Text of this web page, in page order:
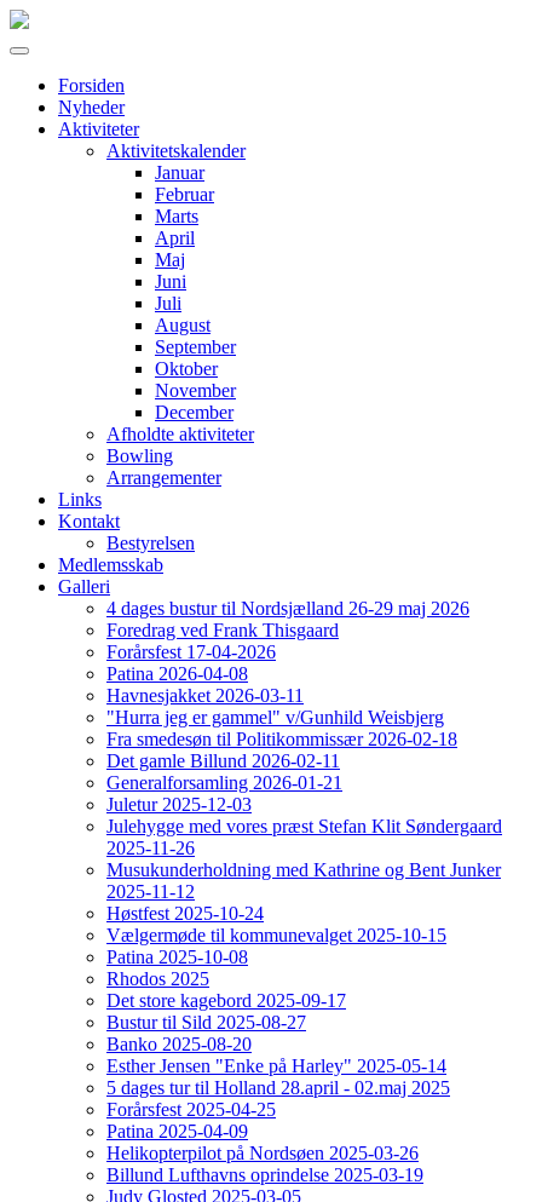
Forsiden
Nyheder
Aktiviteter
Aktivitetskalender
Januar
Februar
Marts
April
Maj
Juni
Juli
August
September
Oktober
November
December
Afholdte aktiviteter
Bowling
Arrangementer
Links
Kontakt
Bestyrelsen
Medlemsskab
Galleri
4 dages bustur til Nordsjælland 26-29 maj 2026
Foredrag ved Frank Thisgaard
Forårsfest 17-04-2026
Patina 2026-04-08
Havnesjakket 2026-03-11
"Hurra jeg er gammel" v/Gunhild Weisbjerg
Fra smedesøn til Politikommissær 2026-02-18
Det gamle Billund 2026-02-11
Generalforsamling 2026-01-21
Juletur 2025-12-03
Julehygge med vores præst Stefan Klit Søndergaard
2025-11-26
Musukunderholdning med Kathrine og Bent Junker
2025-11-12
Høstfest 2025-10-24
Vælgermøde til kommunevalget 2025-10-15
Patina 2025-10-08
Rhodos 2025
Det store kagebord 2025-09-17
Bustur til Sild 2025-08-27
Banko 2025-08-20
Esther Jensen "Enke på Harley" 2025-05-14
5 dages tur til Holland 28.april - 02.maj 2025
Forårsfest 2025-04-25
Patina 2025-04-09
Helikopterpilot på Nordsøen 2025-03-26
Billund Lufthavns oprindelse 2025-03-19
Judy Glosted 2025-03-05